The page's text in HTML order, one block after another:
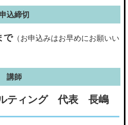
申込締切
で（お申込みはお早めにお願いい
講師
ルティング 代表 長嶋